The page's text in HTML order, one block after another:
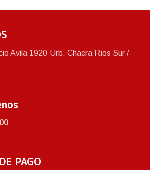
Avila 1920 Urb. Chacra Rios Sur /
PAGO